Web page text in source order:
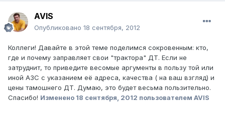
AVIS
Опубликовано 18 сентября, 2012
Коллеги! Давайте в этой теме поделимся сокровенным: кто,
где и почему заправляет свои "трактора" ДТ. Если не
затруднит, то приведите весомые аргументы в пользу той или
иной АЗС с указанием её адреса, качества ( на ваш взгляд) и
цены тамошнего ДТ. Думаю, это будет весьма пользительно.
Спасибо! Изменено 18 сентября, 2012 пользователем AVIS